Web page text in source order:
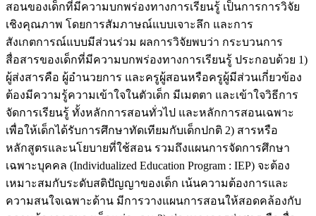
สอนของเด็กที่มีความบกพร่องทางการเรียนรู้ เป็นการการวิจัย
เชิงคุณภาพ โดยการสัมภาษณ์แบบเจาะลึก และการ
สังเกตการณ์แบบมีส่วนร่วม ผลการวิจัยพบว่า กระบวนการ
สื่อสารของเด็กที่มีความบกพร่องทางการเรียนรู้ ประกอบด้วย 1)
ผู้ส่งสารคือ ผู้อำนวยการ และครูผู้สอนหรือครูผู้มีส่วนเกี่ยวข้อง
ต้องมีความรู้ความเข้าใจในตัวเด็ก มีเมตตา และเข้าใจวิธีการ
จัดการเรียนรู้ ทั้งหลักการสอนทั่วไป และหลักการสอนเฉพาะ
เพื่อให้เด็กได้รับการศึกษาทัดเทียมกับเด็กปกติ 2) สารหรือ
หลักสูตรและนโยบายที่ใช้สอน รวมถึงแผนการจัดการศึกษา
เฉพาะบุคคล (Individualized Education Program : IEP) จะต้อง
เหมาะสมกับระดับสติปัญญาของเด็ก เน้นความต้องการและ
ความสนใจเฉพาะด้าน มีการวางแผนการสอนให้สอดคล้องกับ